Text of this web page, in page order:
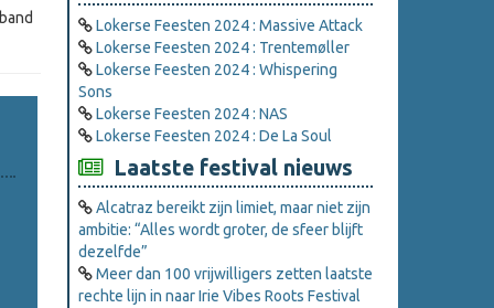
Lokerse Feesten 2024 : Massive Attack
Lokerse Feesten 2024 : Trentemøller
Lokerse Feesten 2024 : Whispering
Sons
Lokerse Feesten 2024 : NAS
Lokerse Feesten 2024 : De La Soul
Laatste festival nieuws
Alcatraz bereikt zijn limiet, maar niet zijn
ambitie: “Alles wordt groter, de sfeer blijft
dezelfde”
Meer dan 100 vrijwilligers zetten laatste
rechte lijn in naar Irie Vibes Roots Festival